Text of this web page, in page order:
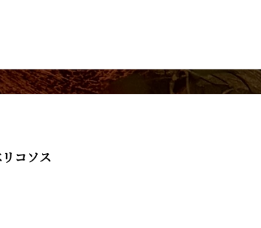
コソス